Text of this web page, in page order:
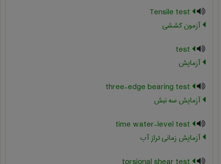
آزمون کششی
آزمایش
آزمایش سه نبش
آزمایش زمانی تراز آب